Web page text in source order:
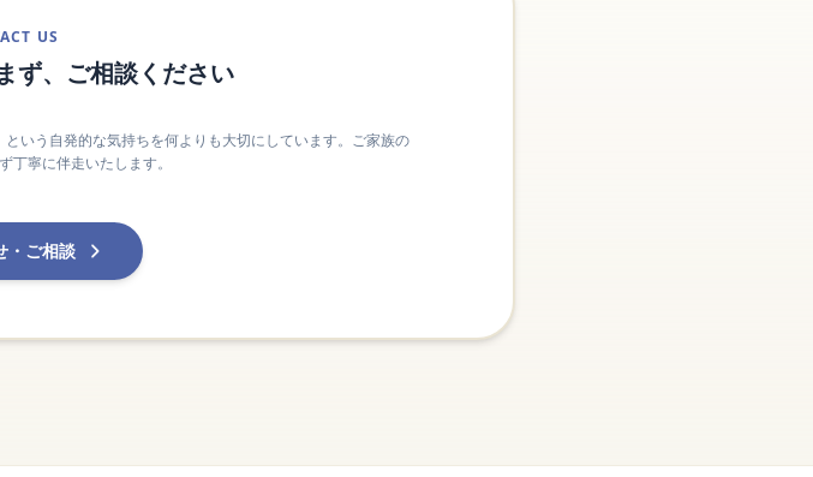
US
ず、ご相談ください
いう自発的な気持ちを何よりも大切にしています。ご家族の
丁寧に伴走いたします。
・ご相談